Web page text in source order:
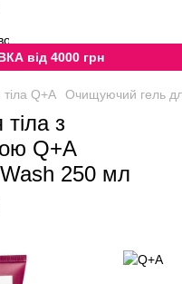
від 4000 грн
Q+A Очищуючий гель
з
Q+A
250 мл